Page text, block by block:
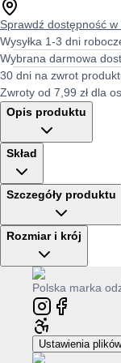
Sprawdź dostępność
Wysyłka 1-3 dni
Wybrana darmowa
30 dni na zwrot
Zwroty od 7,99 zł dla
Opis produktu
Skład
Szczegóły produktu
Rozmiar i krój
Polska marka
Ustawienia